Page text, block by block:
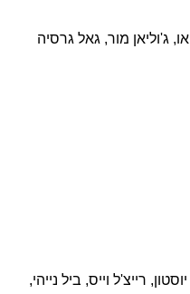
או, ג'וליאן מור, גאל גרסיה
יוסטון, רייצ'ל וייס, ביל נייהי,